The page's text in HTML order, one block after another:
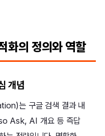
화의 정의와 역할
개념
는 구글 검색 결과 내
Ask, AI 개요 등 즉답